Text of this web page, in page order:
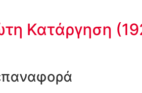
Κατάργηση